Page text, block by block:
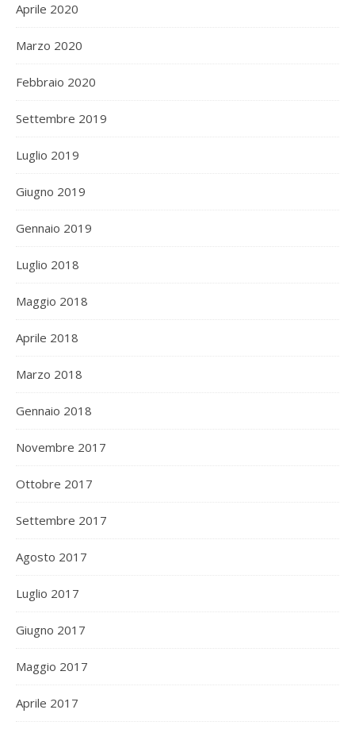
Aprile 2020
Marzo 2020
Febbraio 2020
Settembre 2019
Luglio 2019
Giugno 2019
Gennaio 2019
Luglio 2018
Maggio 2018
Aprile 2018
Marzo 2018
Gennaio 2018
Novembre 2017
Ottobre 2017
Settembre 2017
Agosto 2017
Luglio 2017
Giugno 2017
Maggio 2017
Aprile 2017